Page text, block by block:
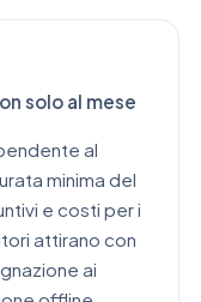
solo al mese
al
minima del
e costi per i
attirano con
ai